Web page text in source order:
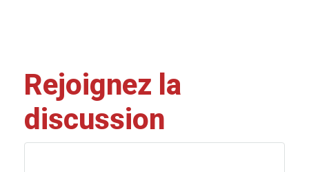
Rejoignez la
discussion